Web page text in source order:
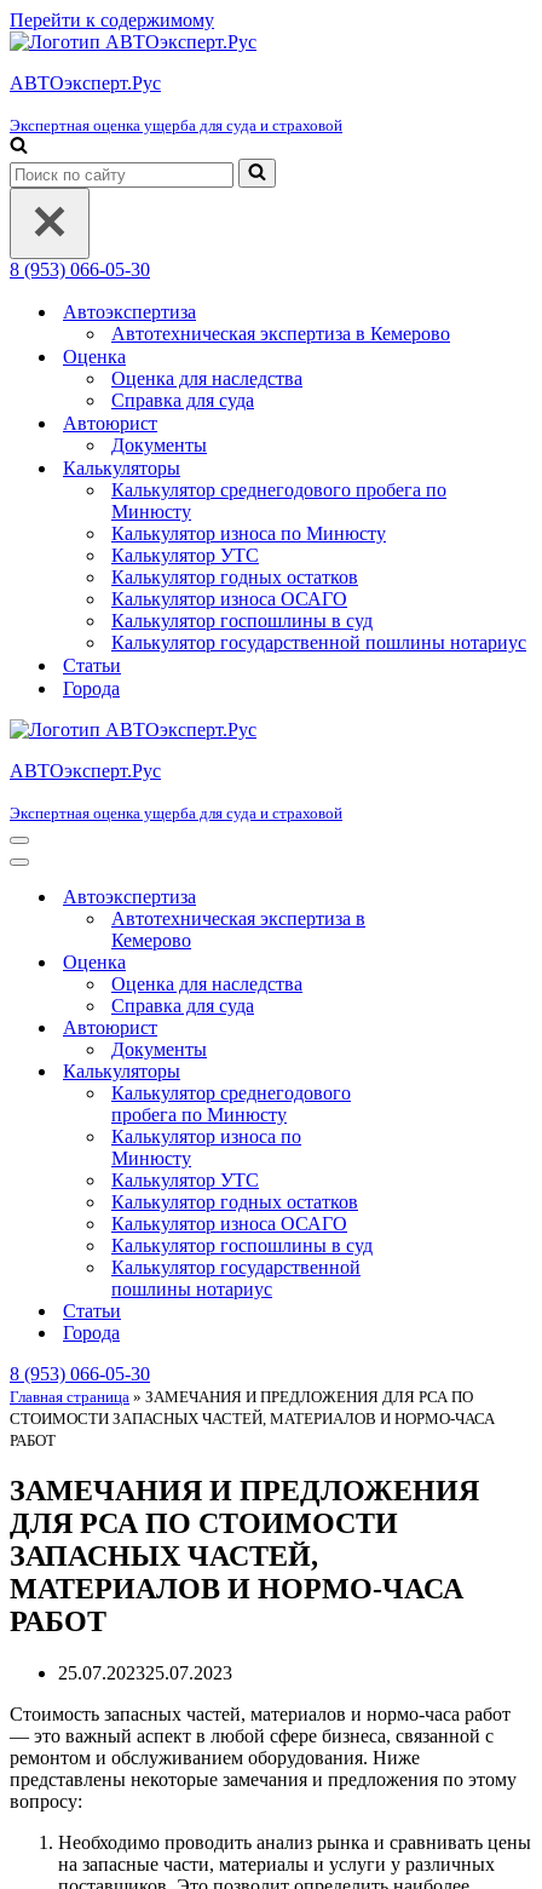
Перейти к содержимому
АВТОэксперт.Рус
Экспертная оценка ущерба для суда и страховой
Искать...
8 (953) 066-05-30
Автоэкспертиза
Автотехническая экспертиза в Кемерово
Оценка
Оценка для наследства
Справка для суда
Автоюрист
Документы
Калькуляторы
Калькулятор среднегодового пробега по
Минюсту
Калькулятор износа по Минюсту
Калькулятор УТС
Калькулятор годных остатков
Калькулятор износа ОСАГО
Калькулятор госпошлины в суд
Калькулятор государственной пошлины нотариус
Статьи
Города
АВТОэксперт.Рус
Экспертная оценка ущерба для суда и страховой
Меню
навигации
Меню
навигацииАвтоэкспертиза
Автотехническая экспертиза в
Кемерово
Оценка
Оценка для наследства
Справка для суда
Автоюрист
Документы
Калькуляторы
Калькулятор среднегодового
пробега по Минюсту
Калькулятор износа по
Минюсту
Калькулятор УТС
Калькулятор годных остатков
Калькулятор износа ОСАГО
Калькулятор госпошлины в суд
Калькулятор государственной
пошлины нотариус
Статьи
Города
8 (953) 066-05-30
Главная страница » ЗАМЕЧАНИЯ И ПРЕДЛОЖЕНИЯ ДЛЯ РСА ПО
СТОИМОСТИ ЗАПАСНЫХ ЧАСТЕЙ, МАТЕРИАЛОВ И НОРМО-ЧАСА
РАБОТ
ЗАМЕЧАНИЯ И ПРЕДЛОЖЕНИЯ
ДЛЯ РСА ПО СТОИМОСТИ
ЗАПАСНЫХ ЧАСТЕЙ,
МАТЕРИАЛОВ И НОРМО-ЧАСА
РАБОТ
25.07.202325.07.2023
Стоимость запасных частей, материалов и нормо-часа работ
— это важный аспект в любой сфере бизнеса, связанной с
ремонтом и обслуживанием оборудования. Ниже
представлены некоторые замечания и предложения по этому
вопросу:
Необходимо проводить анализ рынка и сравнивать цены
на запасные части, материалы и услуги у различных